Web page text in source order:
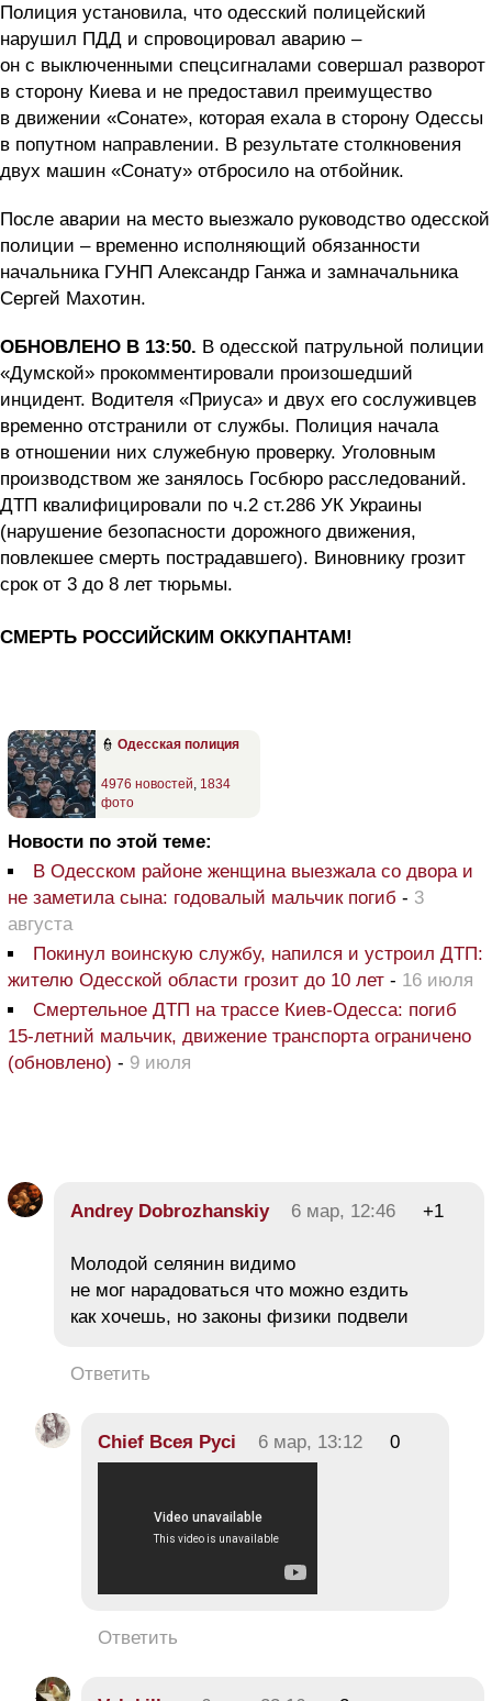
Полиция установила, что одесский полицейский
нарушил ПДД и спровоцировал аварию –
он с выключенными спецсигналами совершал разворот
в сторону Киева и не предоставил преимущество
в движении «Сонате», которая ехала в сторону Одессы
в попутном направлении. В результате столкновения
двух машин «Сонату» отбросило на отбойник.
После аварии на место выезжало руководство одесской
полиции – временно исполняющий обязанности
начальника ГУНП Александр Ганжа и замначальника
Сергей Махотин.
ОБНОВЛЕНО В 13:50. В одесской патрульной полиции
«Думской» прокомментировали произошедший
инцидент. Водителя «Приуса» и двух его сослуживцев
временно отстранили от службы. Полиция начала
в отношении них служебную проверку. Уголовным
производством же занялось Госбюро расследований.
ДТП квалифицировали по ч.2 ст.286 УК Украины
(нарушение безопасности дорожного движения,
повлекшее смерть пострадавшего). Виновнику грозит
срок от 3 до 8 лет тюрьмы.
СМЕРТЬ РОССИЙСКИМ ОККУПАНТАМ!
👮 Одесская полиция
4976 новостей 1834
фото
Новости по этой теме:
В Одесском районе женщина выезжала со двора и
не заметила сына: годовалый мальчик погиб - 3
августа
Покинул воинскую службу, напился и устроил ДТП:
жителю Одесской области грозит до 10 лет - 16 июля
Смертельное ДТП на трассе Киев-Одесса: погиб
15-летний мальчик, движение транспорта ограничено
(обновлено) - 9 июля
Andrey Dobrozhanskiy 6 мар, 12:46 +1
Молодой селянин видимо
не мог нарадоваться что можно ездить
как хочешь, но законы физики подвели
Ответить
Chief Всея Русі 6 мар, 13:12 0
Ответить